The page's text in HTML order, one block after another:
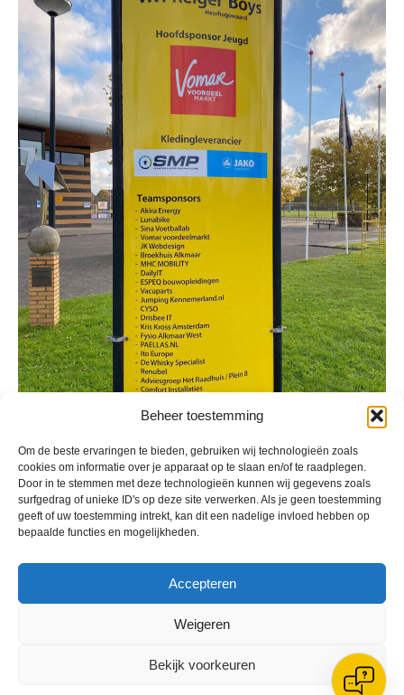
Beheer toestemming
Om de beste ervaringen te bieden, gebruiken wij technologieën zoals
cookies om informatie over je apparaat op te slaan en/of te raadplegen.
Door in te stemmen met deze technologieën kunnen wij gegevens zoals
surfgedrag of unieke ID's op deze site verwerken. Als je geen toestemming
geeft of uw toestemming intrekt, kan dit een nadelige invloed hebben op
bepaalde functies en mogelijkheden.
Accepteren
Weigeren
Bekijk voorkeuren
Geplaatst inArchief,Berichten seizoen 2025-2026